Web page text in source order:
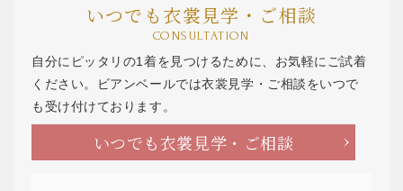
いつでも衣裳見学・ご相談
CONSULTATION
自分にピッタリの1着を見つけるために、お気軽にご試着
ください。ビアンベールでは衣裳見学・ご相談をいつで
も受け付けております。
いつでも衣裳見学・ご相談